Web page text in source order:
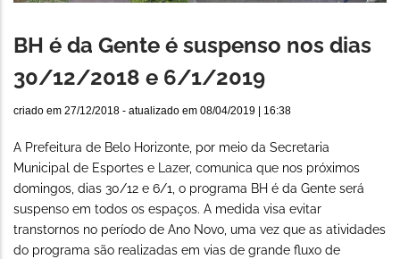
BH é da Gente é suspenso nos dias
30/12/2018 e 6/1/2019
criado em 27/12/2018 - atualizado em 08/04/2019 | 16:38
A Prefeitura de Belo Horizonte, por meio da Secretaria
Municipal de Esportes e Lazer, comunica que nos próximos
domingos, dias 30/12 e 6/1, o programa BH é da Gente será
suspenso em todos os espaços. A medida visa evitar
transtornos no período de Ano Novo, uma vez que as atividades
do programa são realizadas em vias de grande fluxo de